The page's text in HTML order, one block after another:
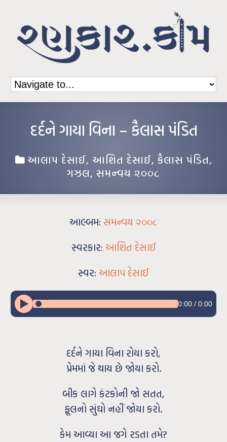
દર્દને ગાયા વિના – કૈલાસ પંડિત
આલાપ દેસાઈ, આશિત દેસાઈ, કૈલાસ પંડિત,
ગઝલ, સમન્વય ૨૦૦૮
આલ્બમ: સમન્વય ૨૦૦૮
સ્વરકાર: આશિત દેસાઈ
સ્વર: આલાપ દેસાઈ
0:00/ 0:00
દર્દને ગાયા વિના રોયા કરો,
પ્રેમમાં જે થાય છે જોયા કરો.
બીક લાગે કંટકોની જો સતત,
ફૂલનો સુંઘો નહીં જોયા કરો.
કેમ આવ્યા આ જગે રડતા તમે?